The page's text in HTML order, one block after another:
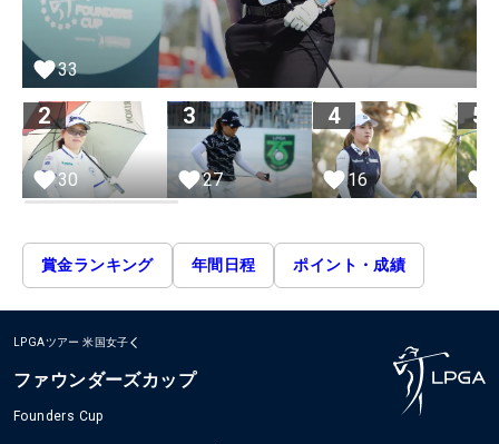
33
2
30
3
27
4
16
5
賞金ランキング 年間日程 ポイント・成績
LPGAツアー 米国女子
ファウンダーズカップ
Founders Cup